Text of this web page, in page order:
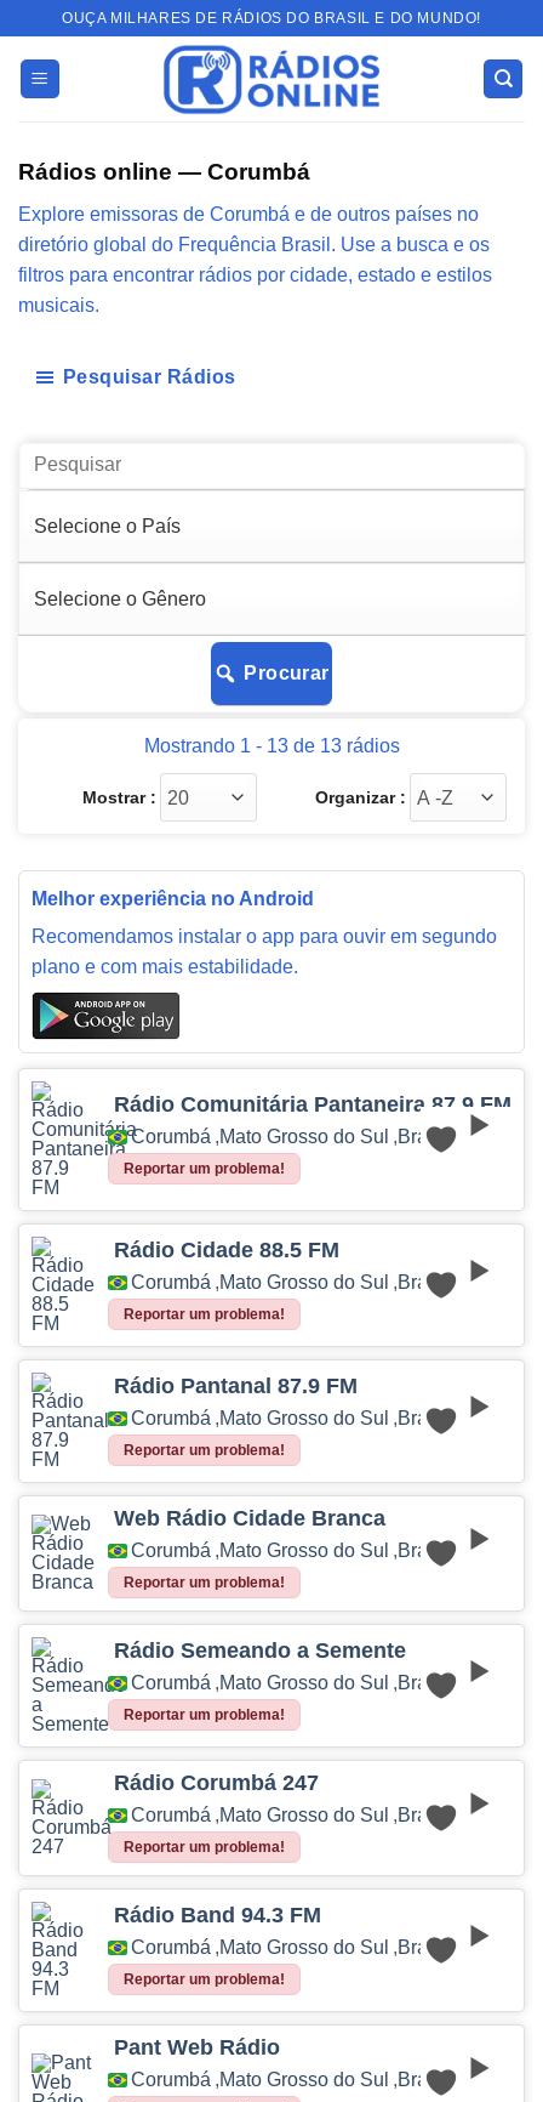
content
OUÇA MILHARES DE RÁDIOS DO BRASIL E DO MUNDO!
Rádios online — Corumbá
Explore emissoras de Corumbá e de outros países no
diretório global do Frequência Brasil. Use a busca e os
filtros para encontrar rádios por cidade, estado e estilos
musicais.
Pesquisar Rádios
Procurar
Mostrando 1 - 13 de 13 rádios
Mostrar : Organizar :
Melhor experiência no Android
Recomendamos instalar o app para ouvir em segundo
plano e com mais estabilidade.
Rádio Comunitária Pantaneira 87.9 FM
Corumbá ,Mato Grosso do Sul ,Brasil
Reportar um problema!
Rádio Cidade 88.5 FM
Corumbá ,Mato Grosso do Sul ,Brasil
Reportar um problema!
Rádio Pantanal 87.9 FM
Corumbá ,Mato Grosso do Sul ,Brasil
Reportar um problema!
Web Rádio Cidade Branca
Corumbá ,Mato Grosso do Sul ,Brasil
Reportar um problema!
Rádio Semeando a Semente
Corumbá ,Mato Grosso do Sul ,Brasil
Reportar um problema!
Rádio Corumbá 247
Corumbá ,Mato Grosso do Sul ,Brasil
Reportar um problema!
Rádio Band 94.3 FM
Corumbá ,Mato Grosso do Sul ,Brasil
Reportar um problema!
Pant Web Rádio
Corumbá ,Mato Grosso do Sul ,Brasil